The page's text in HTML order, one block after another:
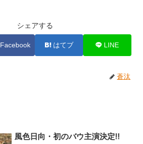
シェアする
Facebook はてブ LINE
蒼汰
風色日向・初のバウ主演決定!!